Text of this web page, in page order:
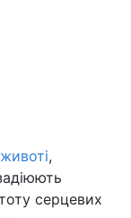
,
серцевих